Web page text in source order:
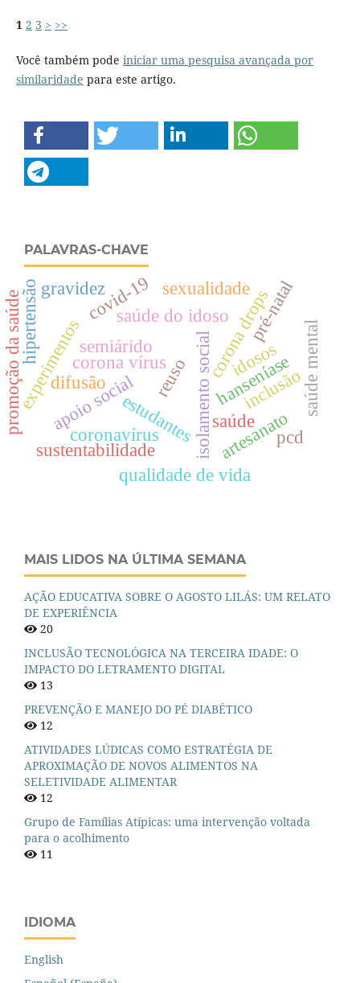
1 2 3 > >>
Você também pode iniciar uma pesquisa avançada por
similaridade para este artigo.
PALAVRAS-CHAVE
corona vírus isolamento social
semiárido
estudantes
apoio social
saúde do idosocorona drops
coronavírus
experimentos
hipertensão covid-19
saúde
artesanato
reuso
sustentabilidade
hanseníase
idosos
qualidade de vida
inclusão
pcd
promoção da saúde pré-natal
gravidez
difusão
sexualidade
saúde mental
MAIS LIDOS NA ÚLTIMA SEMANA
AÇÃO EDUCATIVA SOBRE O AGOSTO LILÁS: UM RELATO
DE EXPERIÊNCIA
20
INCLUSÃO TECNOLÓGICA NA TERCEIRA IDADE: O
IMPACTO DO LETRAMENTO DIGITAL
13
PREVENÇÃO E MANEJO DO PÉ DIABÉTICO
12
ATIVIDADES LÚDICAS COMO ESTRATÉGIA DE
APROXIMAÇÃO DE NOVOS ALIMENTOS NA
SELETIVIDADE ALIMENTAR
12
Grupo de Famílias Atípicas: uma intervenção voltada
para o acolhimento
11
IDIOMA
English